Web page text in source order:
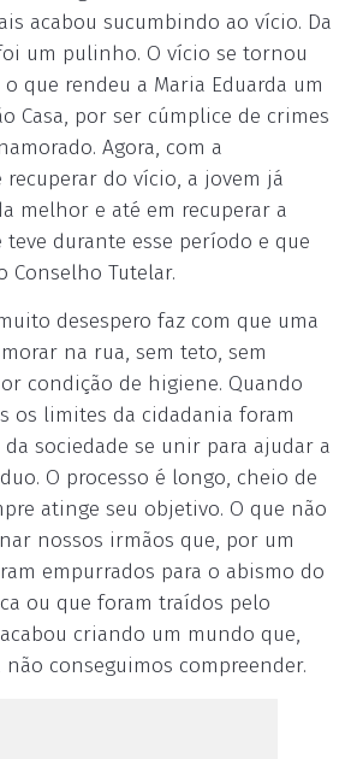
acabou sucumbindo ao vício. Da
um pulinho. O vício se tornou
que rendeu a Maria Eduarda um
Casa, por ser cúmplice de crimes
Agora, com a
do vício, a jovem já
melhor e até em recuperar a
durante esse período e que
Conselho Tutelar.
desespero faz com que uma
na rua, sem teto, sem
condição de higiene. Quando
os limites da cidadania foram
sociedade se unir para ajudar a
O processo é longo, cheio de
atinge seu objetivo. O que não
nossos irmãos que, por um
empurrados para o abismo do
ou que foram traídos pelo
criando um mundo que,
conseguimos compreender.